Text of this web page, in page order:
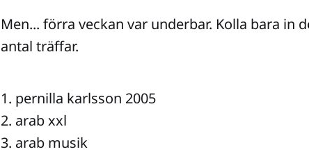
Men... förra veckan var underbar. Kolla bara in
antal träffar.
1. pernilla karlsson 2005
2. arab xxl
3. arab musik